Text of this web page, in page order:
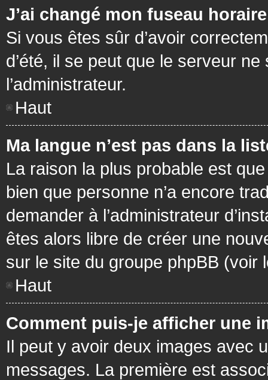
J’ai changé mon fuseau
Si vous êtes sûr d’avoir
d’été, il se peut que le serveur
l’administrateur.
Haut
Ma langue n’est pas dans la
La raison la plus probable est
bien que personne n’a encore
demander à l’administrateur
êtes alors libre de créer une
sur le site du groupe phpBB (voir
Haut
Comment puis-je afficher une
Il peut y avoir deux images avec
messages. La première est